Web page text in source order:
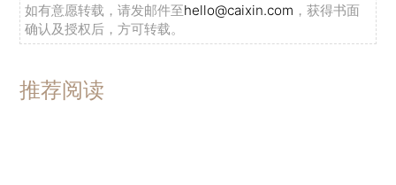
如有意愿转载，请发邮件至hello@caixin.com ，获得书面
确认及授权后，方可转载。
推荐阅读